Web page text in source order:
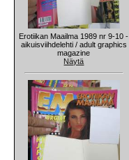
Erotiikan Maailma 1989 nr 9-10 -
aikuisviihdelehti / adult graphics
magazine
Näytä